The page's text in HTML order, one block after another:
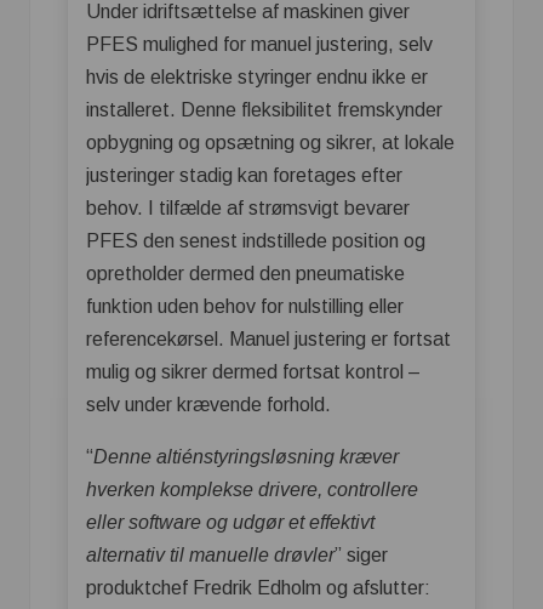
Under idriftsættelse af maskinen giver
PFES mulighed for manuel justering, selv
hvis de elektriske styringer endnu ikke er
installeret. Denne fleksibilitet fremskynder
opbygning og opsætning og sikrer, at lokale
justeringer stadig kan foretages efter
behov. I tilfælde af strømsvigt bevarer
PFES den senest indstillede position og
opretholder dermed den pneumatiske
funktion uden behov for nulstilling eller
referencekørsel. Manuel justering er fortsat
mulig og sikrer dermed fortsat kontrol –
selv under krævende forhold.
“Denne altiénstyringsløsning kræver
hverken komplekse drivere, controllere
eller software og udgør et effektivt
alternativ til manuelle drøvler” siger
produktchef Fredrik Edholm og afslutter: